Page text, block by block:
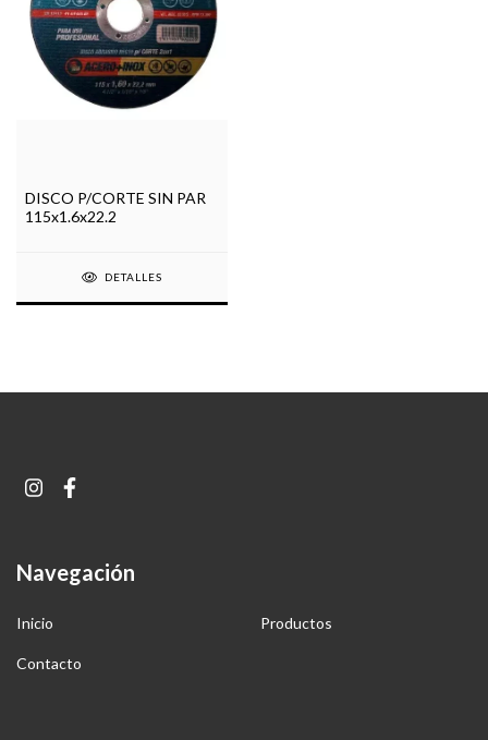
DISCO P/CORTE SIN PAR
115x1.6x22.2
DETALLES
Navegación
Inicio Productos
Contacto